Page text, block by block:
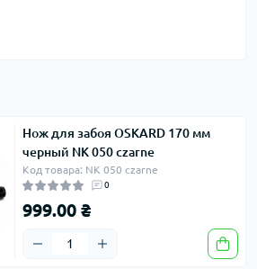
Нож для забоя OSKARD 170 мм
черный NK 050 czarne
Код товара: NK 050 czarne
0
999.00 ₴